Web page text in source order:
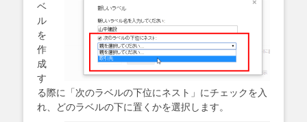
ベ
ル
を
作
成
す
る際に「次のラベルの下位にネスト」にチェックを入
れ、どのラベルの下に置くかを選択します。